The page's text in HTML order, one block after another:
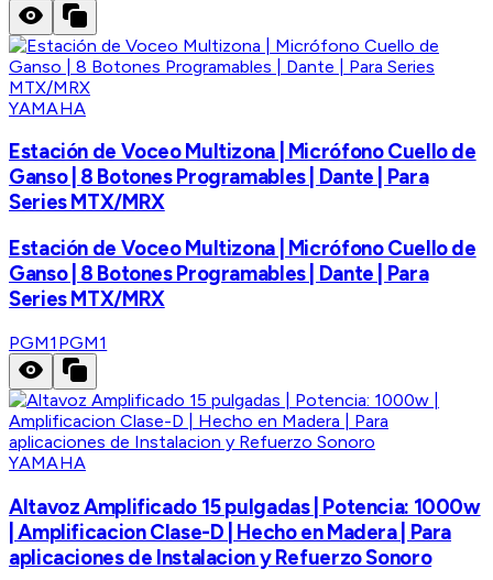
YAMAHA
Estación de Voceo Multizona | Micrófono Cuello de
Ganso | 8 Botones Programables | Dante | Para
Series MTX/MRX
Estación de Voceo Multizona | Micrófono Cuello de
Ganso | 8 Botones Programables | Dante | Para
Series MTX/MRX
PGM1 PGM1
YAMAHA
Altavoz Amplificado 15 pulgadas | Potencia: 1000w
| Amplificacion Clase-D | Hecho en Madera | Para
aplicaciones de Instalacion y Refuerzo Sonoro